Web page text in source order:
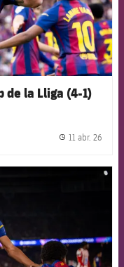
de la Lliga (4-1)
11 abr. 26